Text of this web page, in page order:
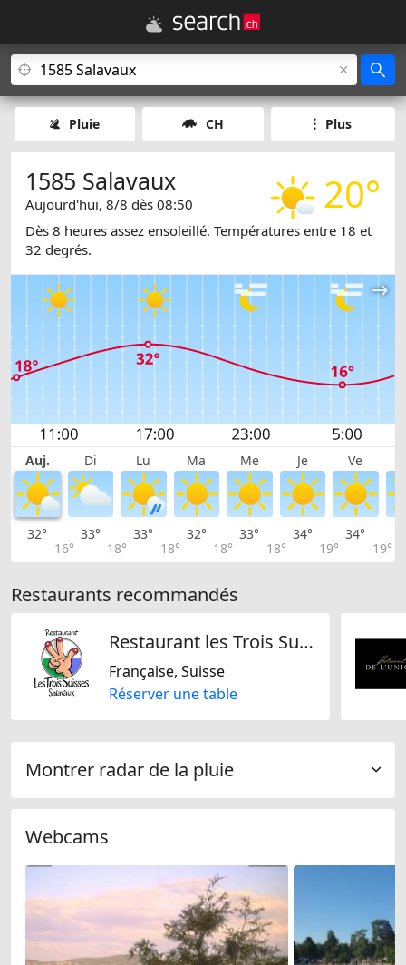
Pluie CH Plus
20°
1585 Salavaux
Aujourd'hui, 8/8 dès 08:50
Dès 8 heures assez ensoleillé. Températures entre 18 et
32 degrés.
Auj. Di Lu Ma Me Je Ve
32°
16°
33°
18°
33°
18°
32°
18°
33°
18°
34°
19°
34°
19°
Restaurants recommandés
Restaurant les Trois Suisses SA
Française, Suisse
Réserver une table
Montrer radar de la pluie
Webcams